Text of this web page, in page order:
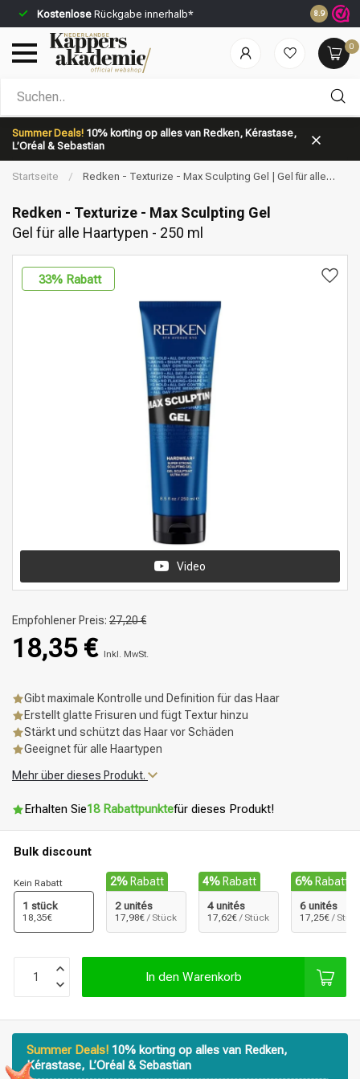
Kostenlose Rückgabe innerhalb* Vor 23:59
8.9
0
Summer Deals! 10% korting op alles van Redken, Kérastase,
L’Oréal & Sebastian
Nach welcher Kategorie suchst du?
Marken Haarpflege
Stylingprodukte
Startseite /
Redken - Texturize - Max Sculpting Gel | Gel für alle
Redken - Texturize - Max Sculpting Gel
Gel für alle Haartypen - 250 ml
33% Rabatt
Video
Empfohlener Preis: 27,20 €
18,35 € Inkl. MwSt.
Gibt maximale Kontrolle und Definition für das Haar
Erstellt glatte Frisuren und fügt Textur hinzu
Stärkt und schützt das Haar vor Schäden
Geeignet für alle Haartypen
Mehr über dieses Produkt.
Erhalten Sie18 Rabattpunktefür dieses Produkt!
Bulk discount
Kein Rabatt
1 stück
18,35€
2% Rabatt
2 unités
17,98€ / Stück
4% Rabatt
4 unités
17,62€ / Stück
6% Rabatt
6 unités
17,25€ /
In den Warenkorb
Summer Deals! 10% korting op alles van Redken,
Kérastase, L’Oréal & Sebastian